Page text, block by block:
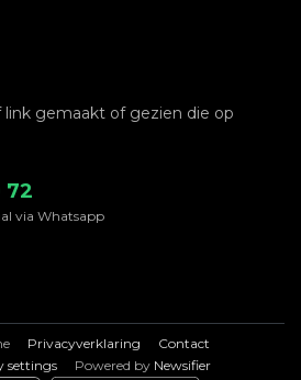
gemaakt of gezien die op
72
via Whatsapp
Privacyverklaring
Contact
settings Powered by Newsifier